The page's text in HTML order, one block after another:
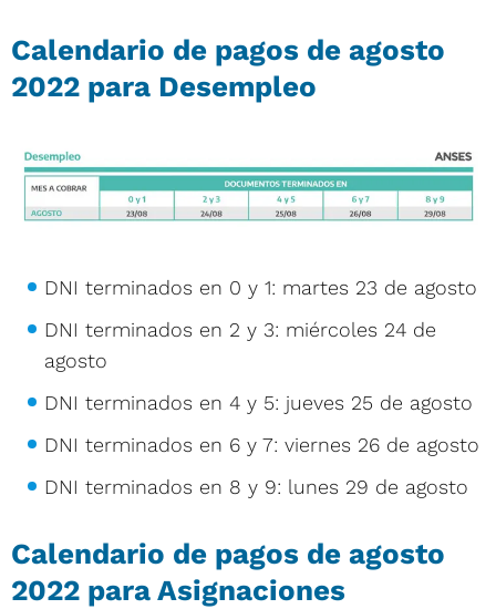
Calendario de pagos de agosto
2022 para Desempleo
DNI terminados en 0 y 1: martes 23 de agosto
DNI terminados en 2 y 3: miércoles 24 de
agosto
DNI terminados en 4 y 5: jueves 25 de agosto
DNI terminados en 6 y 7: viernes 26 de agosto
DNI terminados en 8 y 9: lunes 29 de agosto
Calendario de pagos de agosto
2022 para Asignaciones